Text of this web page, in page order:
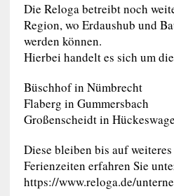
Die Reloga betreibt noch
Region, wo Erdaushub und
werden können.
Hierbei handelt es sich um
Büschhof in Nümbrecht
Flaberg in Gummersbach
Großenscheidt in
Diese bleiben bis auf
Ferienzeiten erfahren Sie
https://www.reloga.de/